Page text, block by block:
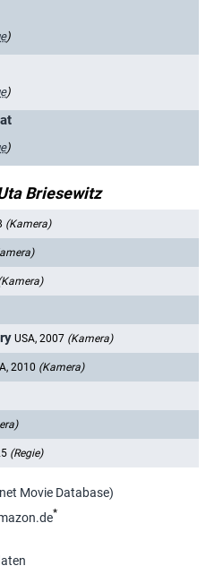
)
)
)
Briesewitz
(Kamera)
USA, 2007 (Kamera)
2010 (Kamera)
(Regie)
Movie Database)
*